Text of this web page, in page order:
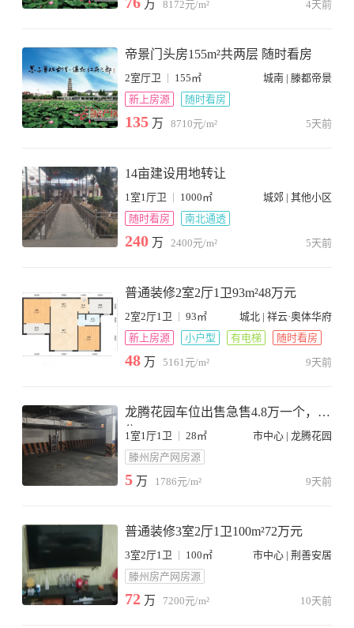
万 8172元/m² 4天前
帝景门头房155m²共两层 随时看房
2室厅卫 | 155㎡
城南 | 滕都帝景
新上房源
随时看房
135 万 8710元/m² 5天前
14亩建设用地转让
1室1厅卫 | 1000㎡
城郊 | 其他小区
随时看房
南北通透
240 万 2400元/m² 5天前
普通装修2室2厅1卫93m²48万元
2室2厅1卫 | 93㎡
城北 | 祥云·奥体华府
新上房源
小户型 有电梯 随时看房
48 万 5161元/m² 9天前
龙腾花园车位出售急售4.8万一个，急
售
1室1厅1卫 | 28㎡
市中心 | 龙腾花园
滕州房产网房源
5 万 1786元/m² 9天前
普通装修3室2厅1卫100m²72万元
3室2厅1卫 | 100㎡
市中心 | 荆善安居
滕州房产网房源
72 万 7200元/m² 10天前